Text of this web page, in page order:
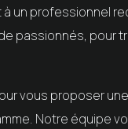
un professionnel
passionnés, pour
vous proposer
Notre équipe